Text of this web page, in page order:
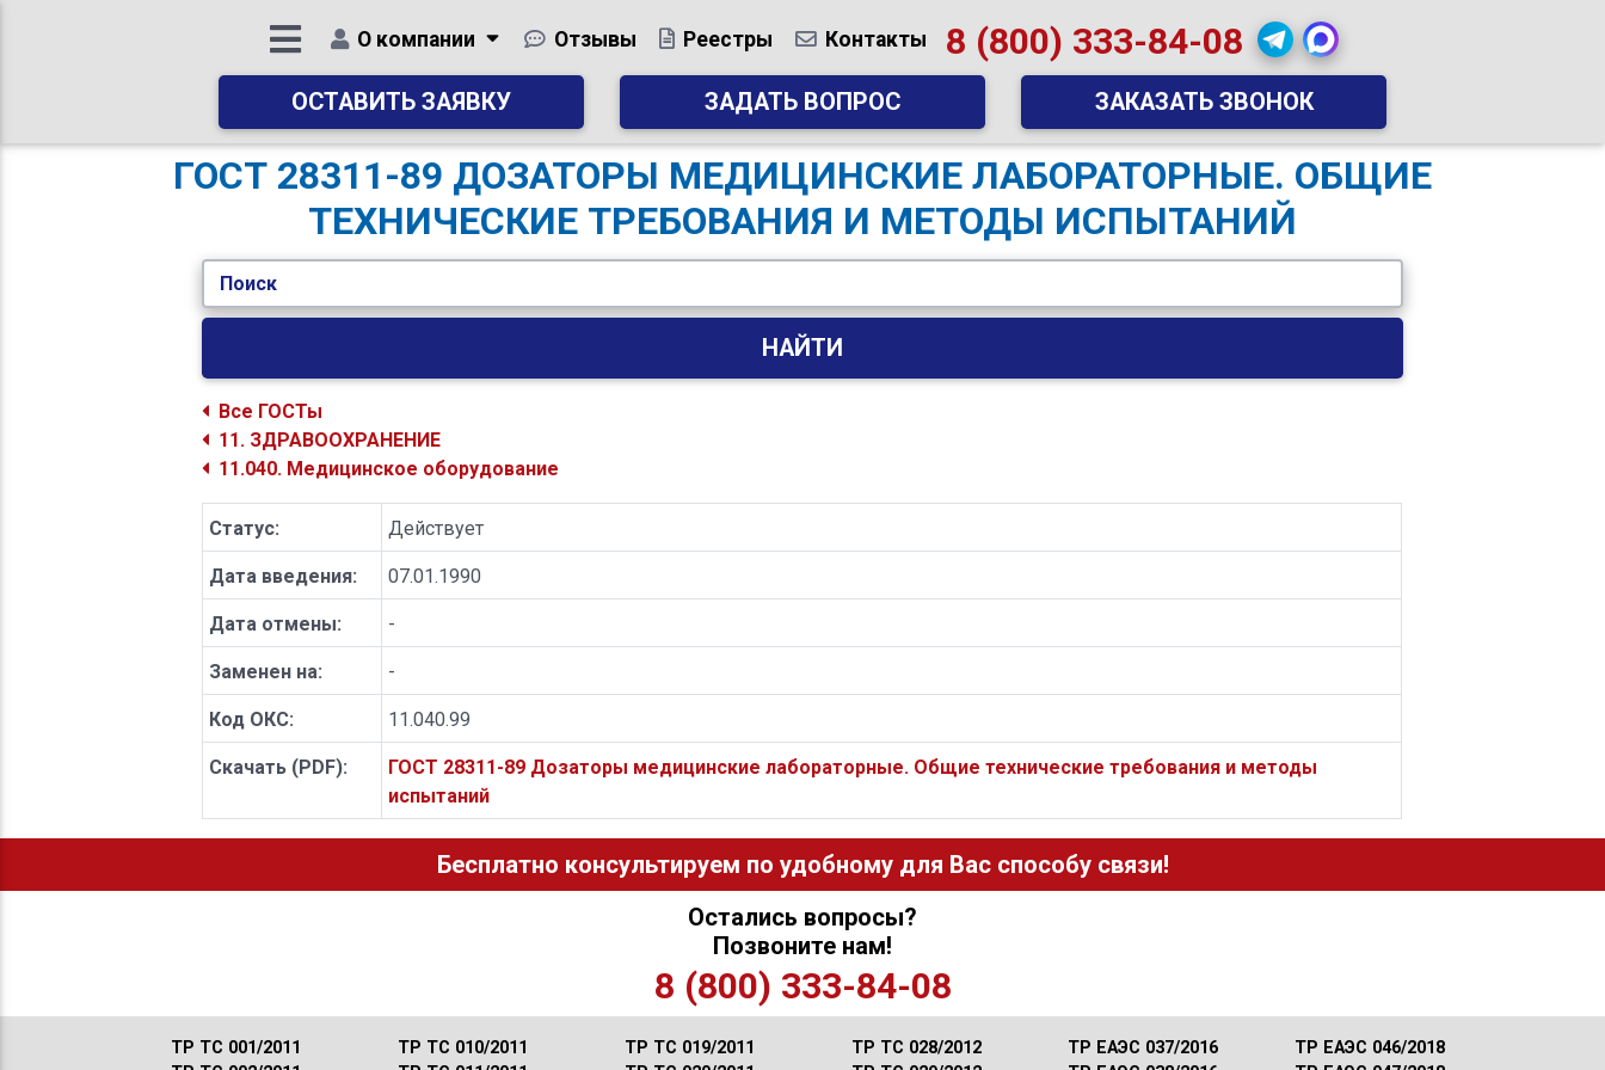
О компании Отзывы Реестры Контакты 8 (800) 333-84-08
ОСТАВИТЬ ЗАЯВКУ ЗАДАТЬ ВОПРОС ЗАКАЗАТЬ ЗВОНОК
ГОСТ 28311-89 ДОЗАТОРЫ МЕДИЦИНСКИЕ ЛАБОРАТОРНЫЕ. ОБЩИЕ
ТЕХНИЧЕСКИЕ ТРЕБОВАНИЯ И МЕТОДЫ ИСПЫТАНИЙ
Поиск
НАЙТИ
Все ГОСТы
11. ЗДРАВООХРАНЕНИЕ
11.040. Медицинское оборудование
Статус: Действует
Дата введения: 07.01.1990
Дата отмены: -
Заменен на: -
Код ОКС: 11.040.99
Скачать (PDF):
ГОСТ 28311-89 Дозаторы медицинские лабораторные. Общие технические требования и методы
испытаний
Бесплатно консультируем по удобному для Вас способу связи!
Остались вопросы?
Позвоните нам!
8 (800) 333-84-08
ТР ТС 001/2011
ТР ТС 010/2011
ТР ТС 019/2011
ТР ТС 028/2012
ТР ЕАЭС 037/2016
ТР ЕАЭС 046/2018